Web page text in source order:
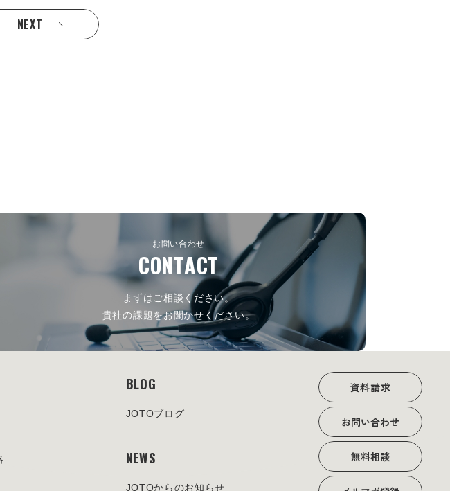
NEXT
お問い合わせ
CONTACT
まずはご相談ください。
貴社の課題をお聞かせください。
BLOG
JOTOブログ
NEWS
JOTOからのお知らせ
資料請求
お問い合わせ
無料相談